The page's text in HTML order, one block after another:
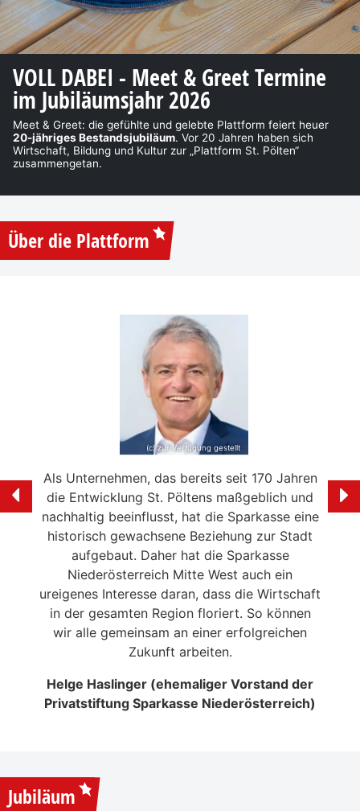
VOLL DABEI - Meet & Greet Termine
im Jubiläumsjahr 2026
Meet & Greet: die gefühlte und gelebte Plattform feiert heuer
20-jähriges Bestandsjubiläum. Vor 20 Jahren haben sich
Wirtschaft, Bildung und Kultur zur „Plattform St. Pölten“
zusammengetan.
Über die Plattform
Als Unternehmen, das bereits seit 170 Jahren
die Entwicklung St. Pöltens maßgeblich und
nachhaltig beeinflusst, hat die Sparkasse eine
historisch gewachsene Beziehung zur Stadt
aufgebaut. Daher hat die Sparkasse
Niederösterreich Mitte West auch ein
ureigenes Interesse daran, dass die Wirtschaft
in der gesamten Region floriert. So können
wir alle gemeinsam an einer erfolgreichen
Zukunft arbeiten.
Helge Haslinger (ehemaliger Vorstand der
Privatstiftung Sparkasse Niederösterreich)
(c) zur Verfügung gestellt
Ich
Jubiläum